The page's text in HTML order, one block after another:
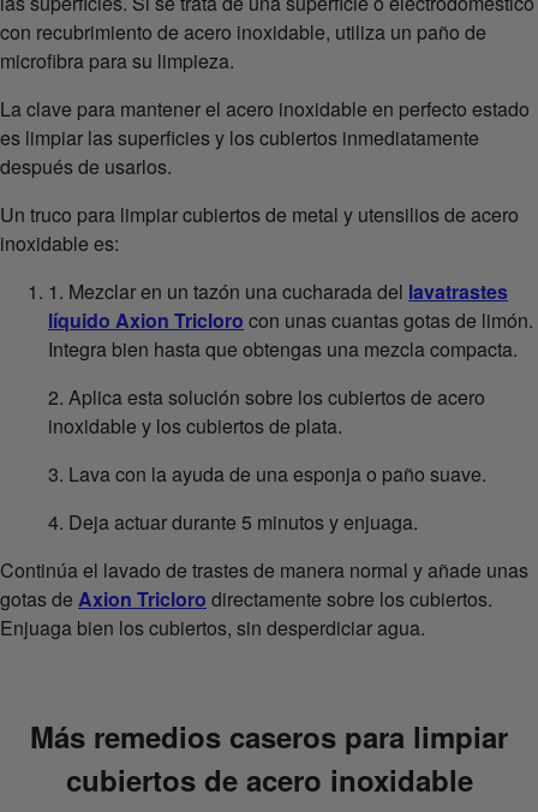
con recubrimiento de acero inoxidable, utiliza un paño de
microfibra para su limpieza.
La clave para mantener el acero inoxidable en perfecto estado
es limpiar las superficies y los cubiertos inmediatamente
después de usarlos.
Un truco para limpiar cubiertos de metal y utensilios de acero
inoxidable es:
1. Mezclar en un tazón una cucharada del lavatrastes
líquido Axion Tricloro con unas cuantas gotas de limón.
Integra bien hasta que obtengas una mezcla compacta.
2. Aplica esta solución sobre los cubiertos de acero
inoxidable y los cubiertos de plata.
3. Lava con la ayuda de una esponja o paño suave.
4. Deja actuar durante 5 minutos y enjuaga.
Continúa el lavado de trastes de manera normal y añade unas
gotas de Axion Tricloro directamente sobre los cubiertos.
Enjuaga bien los cubiertos, sin desperdiciar agua.
Más remedios caseros para limpiar
cubiertos de acero inoxidable